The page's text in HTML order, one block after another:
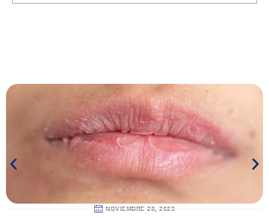
NOVIEMBRE 28, 2023